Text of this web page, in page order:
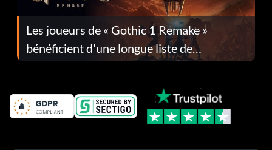
Les joueurs de « Gothic 1 Remake »
bénéficient d'une longue liste de
corrections dans la mise à jour 1.0.4